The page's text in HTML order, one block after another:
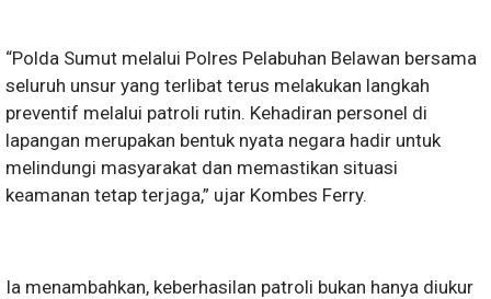
“Polda Sumut melalui Polres Pelabuhan Belawan bersama
seluruh unsur yang terlibat terus melakukan langkah
preventif melalui patroli rutin. Kehadiran personel di
lapangan merupakan bentuk nyata negara hadir untuk
melindungi masyarakat dan memastikan situasi
keamanan tetap terjaga,” ujar Kombes Ferry.
Ia menambahkan, keberhasilan patroli bukan hanya diukur